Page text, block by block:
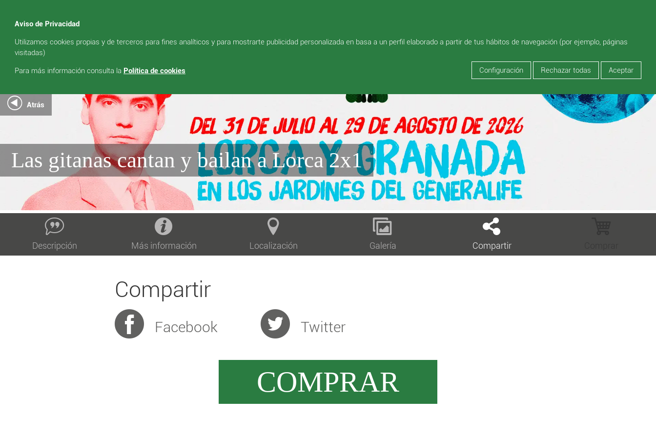
Aviso de Privacidad
Utilizamos cookies propias y de terceros para fines analíticos y para mostrarte publicidad personalizada en basa a un perfil elaborado a partir de tus hábitos de navegación (por ejemplo, páginas
visitadas)
Para más información consulta la Política de cookies Configuración Rechazar todas Aceptar
shopping_cart
Las gitanas cantan y bailan a Lorca 2x1
Atrás
Descripción Más información Localización Galería Compartir
Compartir
Facebook Twitter
COMPRAR